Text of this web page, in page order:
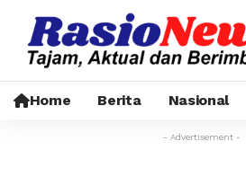
Home Berita Nasional
- Advertisement -